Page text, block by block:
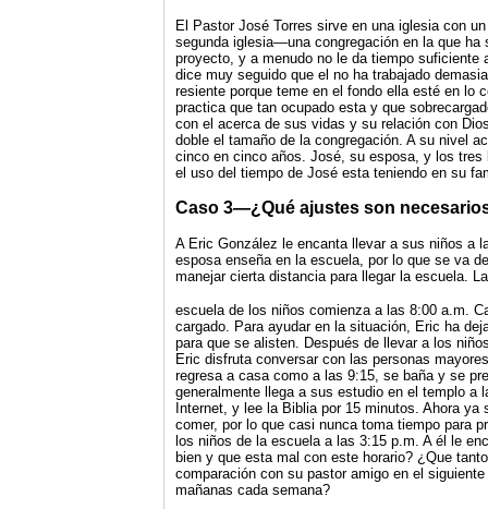
El Pastor José Torres sirve en una iglesia con
segunda iglesia—una congregación en la que
proyecto, y a menudo no le da tiempo
dice muy seguido que el no ha trabajado
resiente porque teme en el fondo ella esté en lo
practica que tan ocupado esta y que
con el acerca de sus vidas y su relación con
doble el tamaño de la congregación. A su nivel
cinco en cinco años. José, su esposa, y los
el uso del tiempo de José esta teniendo en su
Caso 3—¿Qué ajustes son
A Eric González le encanta llevar a sus niños a
esposa enseña en la escuela, por lo que se va
manejar cierta distancia para llegar la escuela. La
escuela de los niños comienza a las 8:00 a.m.
cargado. Para ayudar en la situación, Eric ha
para que se alisten. Después de llevar a los
Eric disfruta conversar con las personas
regresa a casa como a las 9:15, se baña y se
generalmente llega a sus estudio en el templo
Internet, y lee la Biblia por 15 minutos. Ahora
comer, por lo que casi nunca toma tiempo para
los niños de la escuela a las 3:15 p.m. A él le
bien y que esta mal con este horario? ¿Que
comparación con su pastor amigo en el
mañanas cada semana?